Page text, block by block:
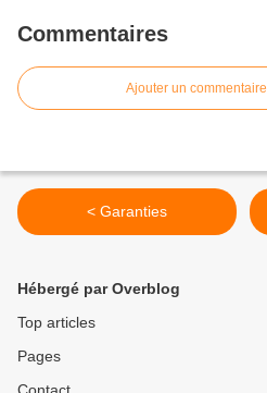
Commentaires
Ajouter un commentaire
< Garanties
Hébergé par Overblog
Top articles
Pages